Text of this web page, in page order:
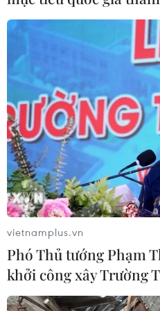
Xây dựng cộng
Canada vững mạnh,
28/08/2024 04:18
Thứ trưởng Bộ Ngoại giao,
nước về người Việt Nam ở
đã có cuộc gặp gỡ ấm áp
người Việt ở cả khu vực bờ
vietnamplus.vn
Phó Thủ tướng Phạm
khởi công xây Trường